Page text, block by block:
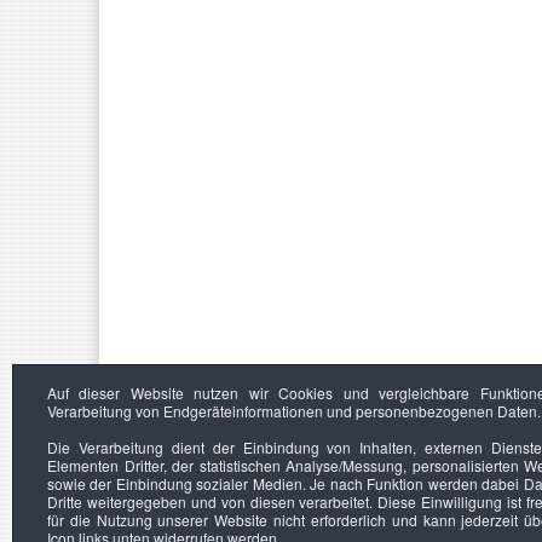
Auf dieser Website nutzen wir Cookies und vergleichbare
Verarbeitung von Endgeräteinformationen und personenbezogenen Daten.
Die Verarbeitung dient der Einbindung von Inhalten, externen
Elementen Dritter, der statistischen Analyse/Messung, personalisierten
sowie der Einbindung sozialer Medien. Je nach Funktion werden dabei
Dritte weitergegeben und von diesen verarbeitet. Diese Einwilligung ist
für die Nutzung unserer Website nicht erforderlich und kann jederzeit
Icon links unten widerrufen werden.